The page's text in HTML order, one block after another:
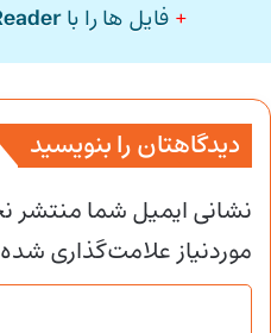
+ فایل ها را با
دیدگاهتان را بنویسید
نشانی ایمیل شما منتشر
موردنیاز علامت‌گذاری
د